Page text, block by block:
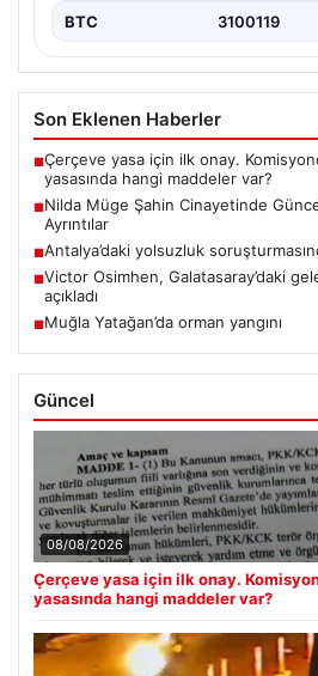
BTC 3100119
Son Eklenen Haberler
■Çerçeve yasa için ilk onay.
yasasında hangi maddeler var?
■Nilda Müge Şahin Cinayetinde
Ayrıntılar
■Antalya’daki yolsuzluk
■Victor Osimhen, Galatasaray’daki
açıkladı
■Muğla Yatağan’da orman yangını
Güncel
08/08/2026
Çerçeve yasa için ilk onay.
yasasında hangi maddeler var?